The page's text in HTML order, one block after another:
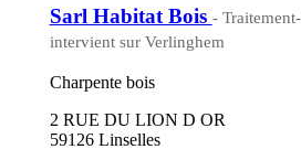
Sarl Habitat Bois -
intervient sur Verlinghem
Charpente bois
2 RUE DU LION D OR
59126 Linselles